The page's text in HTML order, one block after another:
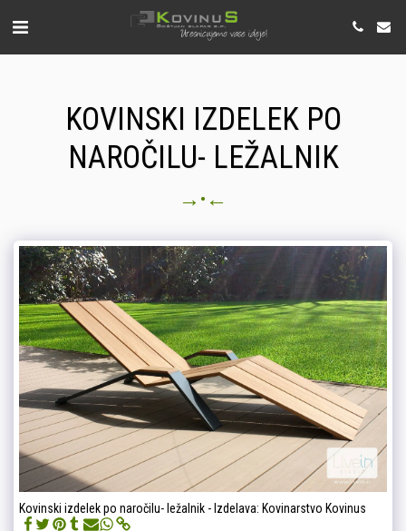
KOVINSKI IZDELEK PO
NAROČILU- LEŽALNIK
→ • ←
Kovinski izdelek po naročilu- ležalnik - Izdelava: Kovinarstvo Kovinus